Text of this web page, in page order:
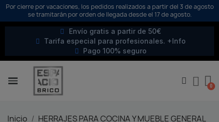
Por cierre por vacaciones, los pedidos realizados a partir del 3 de agosto
se tramitarán por orden de llegada desde el 17 de agosto.
Envío gratis a partir de 50€
Tarifa especial para profesionales. +Info
Pago 100% seguro
Inicio
HERRAJES PARA COCINA Y MUEBLE GENERAL